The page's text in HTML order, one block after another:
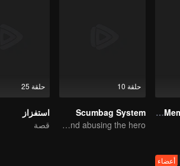
My Memories With You
حلقة 10
Scumbag System
An ordinary youth crossing as a villain into the book and abusing the hero!
حلقة 25
استفزاز
قصة
أعضاء